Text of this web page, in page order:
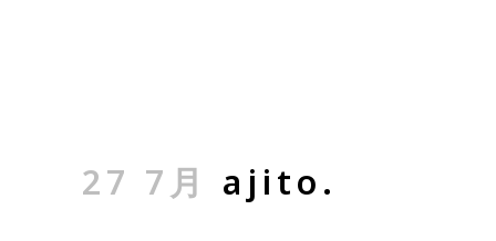
27 7月 ajito.